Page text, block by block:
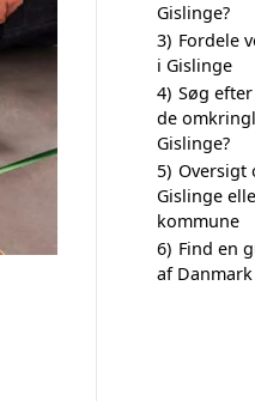
Gislinge?
3) Fordele
i Gislinge
4) Søg
de
Gislinge?
5) Oversigt
Gislinge
kommune
6) Find en
af Danmark